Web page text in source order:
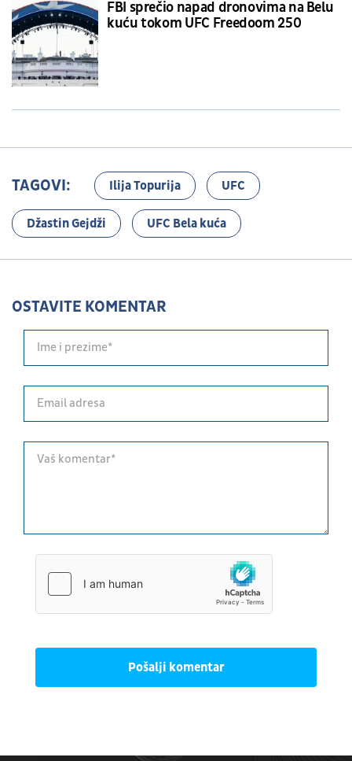
FBI sprečio napad dronovima na Belu
kuću tokom UFC Freedoom 250
TAGOVI: Ilija Topurija UFC
Džastin Gejdži UFC Bela kuća
OSTAVITE KOMENTAR
Pošalji komentar